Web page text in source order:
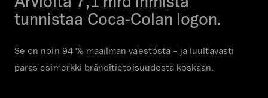
tunnistaa Coca-Colan logon.
Se on noin 94 % maailman väestöstä – ja luultavasti
paras esimerkki bränditietoisuudesta koskaan.